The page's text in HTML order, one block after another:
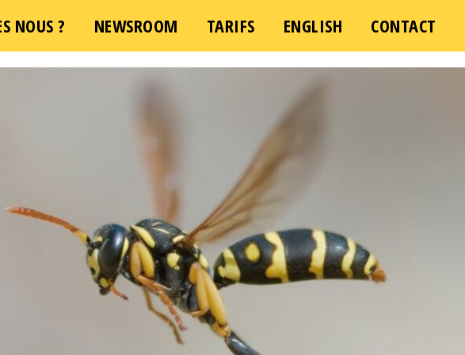
NOUS ? NEWSROOM TARIFS ENGLISH
CONTACT